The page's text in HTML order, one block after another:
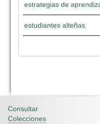
estrategias de
estudiantes alteñas
Consultar
Colecciones